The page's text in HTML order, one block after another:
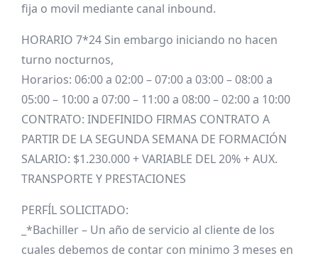
fija o movil mediante canal inbound.
HORARIO 7*24 Sin embargo iniciando no hacen
turno nocturnos,
Horarios: 06:00 a 02:00 – 07:00 a 03:00 – 08:00 a
05:00 – 10:00 a 07:00 – 11:00 a 08:00 – 02:00 a 10:00
CONTRATO: INDEFINIDO FIRMAS CONTRATO A
PARTIR DE LA SEGUNDA SEMANA DE FORMACIÓN
SALARIO: $1.230.000 + VARIABLE DEL 20% + AUX.
TRANSPORTE Y PRESTACIONES
PERFÍL SOLICITADO:
_*Bachiller – Un año de servicio al cliente de los
cuales debemos de contar con minimo 3 meses en